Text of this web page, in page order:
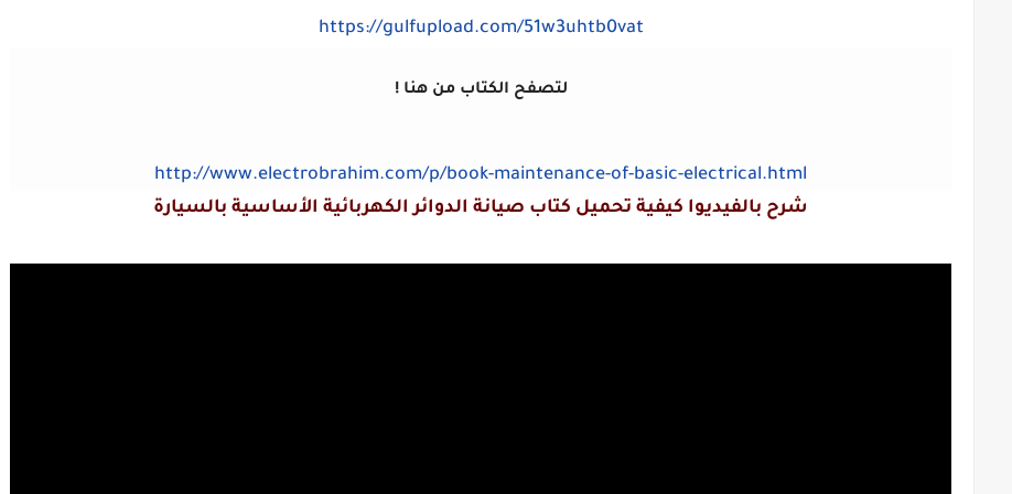
https://gulfupload.com/51w3uhtb0vat
لتصفح الكتاب من هنا !
http://www.electrobrahim.com/p/book-maintenance-of-basic-electrical.html
شرح بالفيديوا كيفية تحميل كتاب صيانة الدوائر الكهربائية الأساسية بالسيارة